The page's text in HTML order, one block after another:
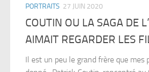
PORTRAITS 27 JUIN 2020
COUTIN OU LA SAGA DE
AIMAIT REGARDER LES
Il est un peu le grand frère que mes